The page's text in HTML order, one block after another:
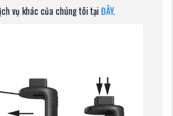
vụ khác của chúng tôi tại ĐÂY.